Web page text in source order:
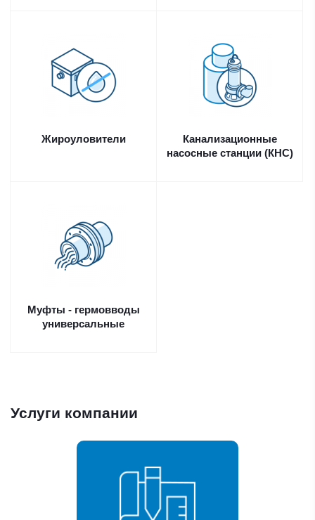
Жироуловители
Канализационные
насосные станции (КНС)
Муфты - гермовводы
универсальные
Услуги компании